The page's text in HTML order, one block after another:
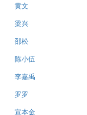
黄文
梁兴
邵松
陈小伍
李嘉禹
罗罗
宣本金